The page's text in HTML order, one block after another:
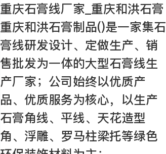
重庆石膏线厂家_重庆和洪石膏
重庆和洪石膏制品()是一家集石
膏线研发设计、定做生产、销
售批发为一体的大型石膏线生
产厂家；公司始终以优质产
品、优质服务为核心，以生产
石膏角线、平线、天花造型
角、浮雕、罗马柱梁托等绿色